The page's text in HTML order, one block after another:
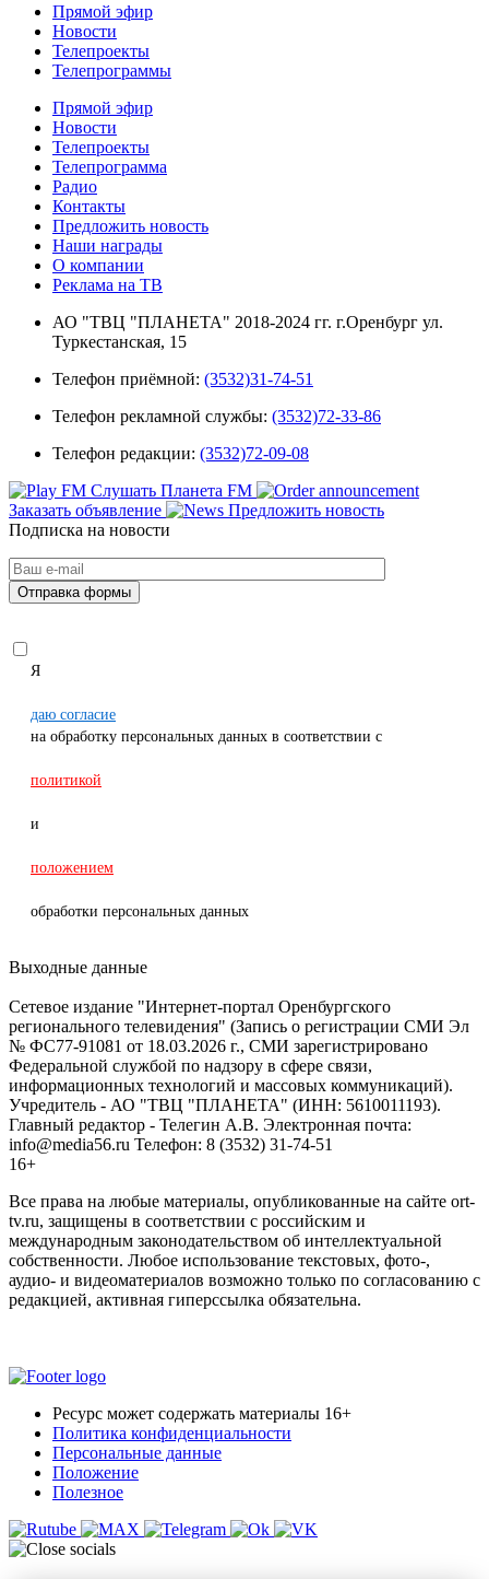
Прямой эфир
Новости
Телепроекты
Телепрограммы
Прямой эфир
Новости
Телепроекты
Телепрограмма
Радио
Контакты
Предложить новость
Наши награды
О компании
Реклама на ТВ
АО "ТВЦ "ПЛАНЕТА" 2018-2024 гг. г.Оренбург ул.
Туркестанская, 15
Телефон приёмной: (3532)31-74-51
Телефон рекламной службы: (3532)72-33-86
Телефон редакции: (3532)72-09-08
Слушать Планета FM
Заказать объявление
Предложить новость
Подписка на новости
Я
даю согласие
на обработку персональных данных в соответствии с
политикой
и
положением
обработки персональных данных
Выходные данные
Сетевое издание "Интернет-портал Оренбургского
регионального телевидения" (Запись о регистрации СМИ Эл
№ ФС77-91081 от 18.03.2026 г., СМИ зарегистрировано
Федеральной службой по надзору в сфере связи,
информационных технологий и массовых коммуникаций).
Учредитель - АО "ТВЦ "ПЛАНЕТА" (ИНН: 5610011193).
Главный редактор - Телегин А.В. Электронная почта:
info@media56.ru Телефон: 8 (3532) 31-74-51
16+
Все права на любые материалы, опубликованные на сайте ort-
tv.ru, защищены в соответствии с российским и
международным законодательством об интеллектуальной
собственности. Любое использование текстовых, фото-,
аудио- и видеоматериалов возможно только по согласованию с
редакцией, активная гиперссылка обязательна.
Ресурс может содержать материалы 16+
Политика конфиденциальности
Персональные данные
Положение
Полезное